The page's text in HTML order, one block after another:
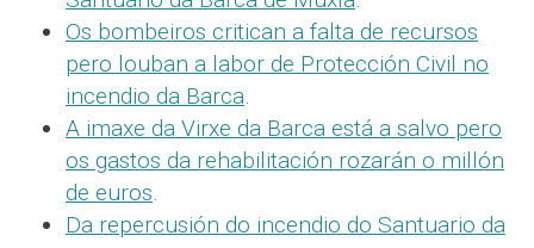
Os bombeiros critican a falta de recursos
pero louban a labor de Protección Civil no
incendio da Barca.
A imaxe da Virxe da Barca está a salvo pero
os gastos da rehabilitación rozarán o millón
de euros.
Da repercusión do incendio do Santuario da